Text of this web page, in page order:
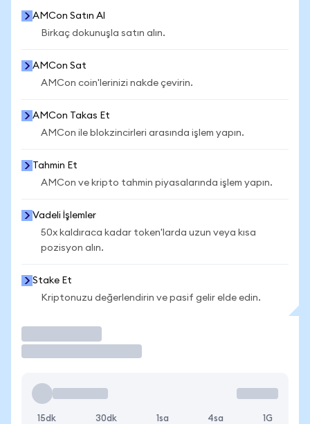
AMCon Satın Al
Birkaç dokunuşla satın alın.
AMCon Sat
AMCon coin'lerinizi nakde çevirin.
AMCon Takas Et
AMCon ile blokzincirleri arasında işlem yapın.
Tahmin Et
AMCon ve kripto tahmin piyasalarında işlem yapın.
Vadeli İşlemler
50x kaldıraca kadar token'larda uzun veya kısa
pozisyon alın.
Stake Et
Kriptonuzu değerlendirin ve pasif gelir elde edin.
15dk 30dk 1sa 4sa 1G